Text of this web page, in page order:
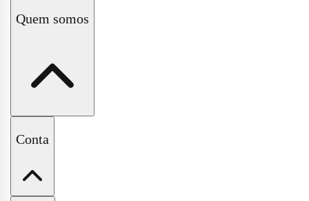
Quem somos
A Pituchinhus
Conta